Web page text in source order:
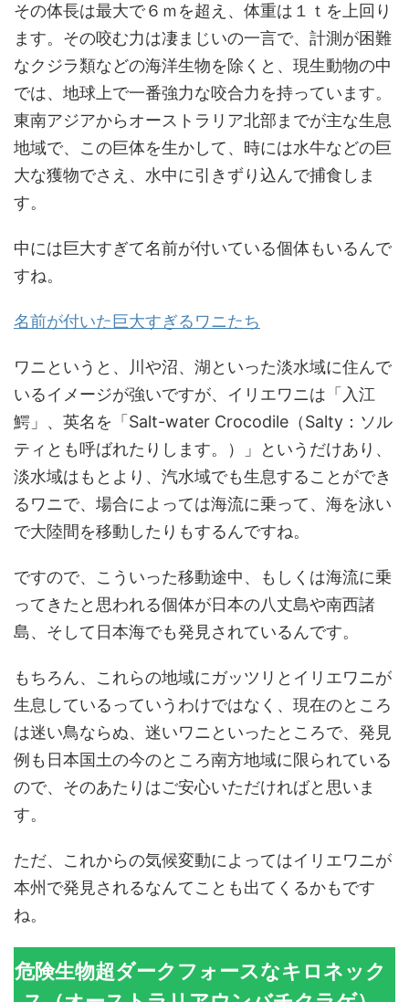
その体長は最大で６ｍを超え、体重は１ｔを上回り
ます。その咬む力は凄まじいの一言で、計測が困難
なクジラ類などの海洋生物を除くと、現生動物の中
では、地球上で一番強力な咬合力を持っています。
東南アジアからオーストラリア北部までが主な生息
地域で、この巨体を生かして、時には水牛などの巨
大な獲物でさえ、水中に引きずり込んで捕食しま
す。
中には巨大すぎて名前が付いている個体もいるんで
すね。
名前が付いた巨大すぎるワニたち
ワニというと、川や沼、湖といった淡水域に住んで
いるイメージが強いですが、イリエワニは「入江
鰐」、英名を「Salt-water Crocodile（Salty：ソル
ティとも呼ばれたりします。）」というだけあり、
淡水域はもとより、汽水域でも生息することができ
るワニで、場合によっては海流に乗って、海を泳い
で大陸間を移動したりもするんですね。
ですので、こういった移動途中、もしくは海流に乗
ってきたと思われる個体が日本の八丈島や南西諸
島、そして日本海でも発見されているんです。
もちろん、これらの地域にガッツリとイリエワニが
生息しているっていうわけではなく、現在のところ
は迷い鳥ならぬ、迷いワニといったところで、発見
例も日本国土の今のところ南方地域に限られている
ので、そのあたりはご安心いただければと思いま
す。
ただ、これからの気候変動によってはイリエワニが
本州で発見されるなんてことも出てくるかもです
ね。
危険生物超ダークフォースなキロネック